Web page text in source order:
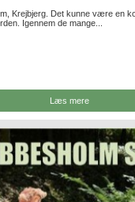
Krejbjerg. Det kunne være en
Igennem de mange...
Læs mere